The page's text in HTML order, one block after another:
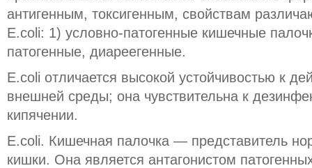
антигенным, токсигенным, свойствам
E.coli: 1) условно-патогенные кишечные
патогенные, диареегенные.
E.coli отличается высокой устойчивостью к
внешней среды; она чувствительна к
кипячении.
E.coli. Кишечная палочка — представитель
кишки. Она является антагонистом